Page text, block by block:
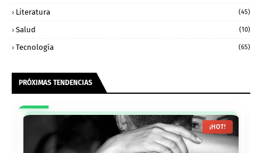
Literatura (45)
Salud (10)
Tecnología (65)
PRÓXIMAS TENDENCIAS
¡HOT!